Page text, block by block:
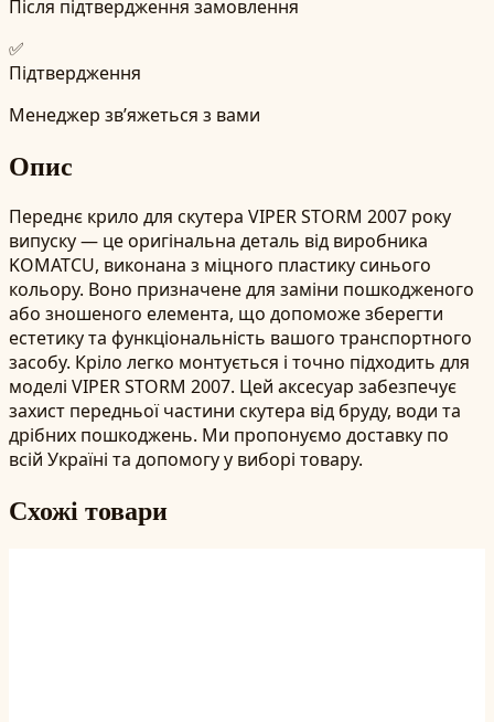
Після підтвердження замовлення
✅
Підтвердження
Менеджер зв’яжеться з вами
Опис
Переднє крило для скутера VIPER STORM 2007 року
випуску — це оригінальна деталь від виробника
KOMATCU, виконана з міцного пластику синього
кольору. Воно призначене для заміни пошкодженого
або зношеного елемента, що допоможе зберегти
естетику та функціональність вашого транспортного
засобу. Кріло легко монтується і точно підходить для
моделі VIPER STORM 2007. Цей аксесуар забезпечує
захист передньої частини скутера від бруду, води та
дрібних пошкоджень. Ми пропонуємо доставку по
всій Україні та допомогу у виборі товару.
Схожі товари